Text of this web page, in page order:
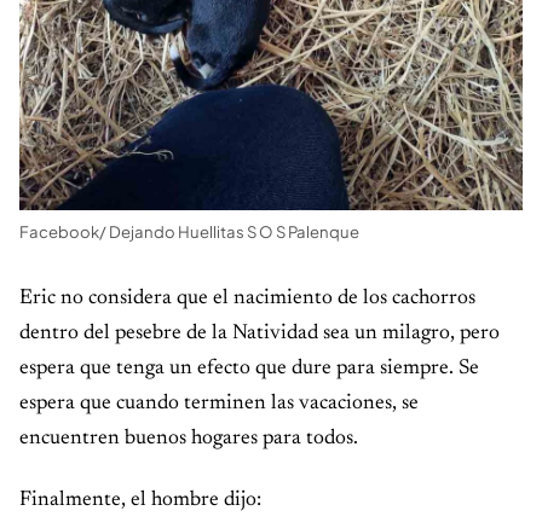
Facebook/ Dejando Huellitas S O S Palenque
Eric no considera que el nacimiento de los cachorros
dentro del pesebre de la Natividad sea un milagro, pero
espera que tenga un efecto que dure para siempre. Se
espera que cuando terminen las vacaciones, se
encuentren buenos hogares para todos.
Finalmente, el hombre dijo: